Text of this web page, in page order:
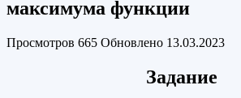
максимума функции
Просмотров 665 Обновлено 13.03.2023
Задание